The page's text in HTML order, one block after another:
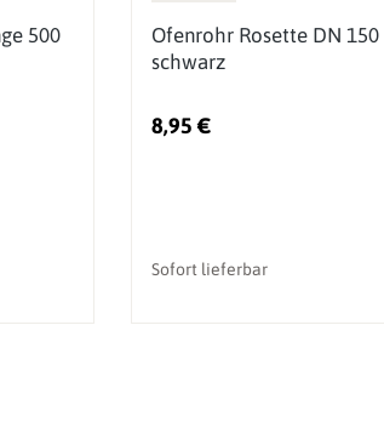
500
Ofenrohr Rosette DN 150
schwarz
8,95 €
Sofort lieferbar